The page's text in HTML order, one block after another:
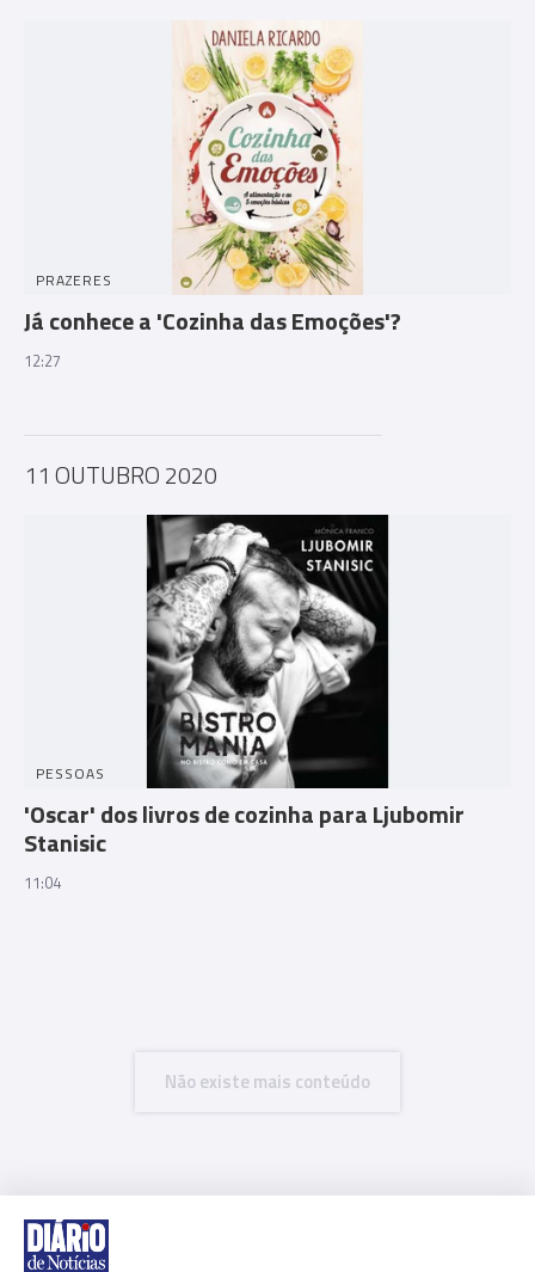
PRAZERES
Já conhece a 'Cozinha das Emoções'?
12:27
11 OUTUBRO 2020
PESSOAS
'Oscar' dos livros de cozinha para Ljubomir
Stanisic
11:04
Não existe mais conteúdo